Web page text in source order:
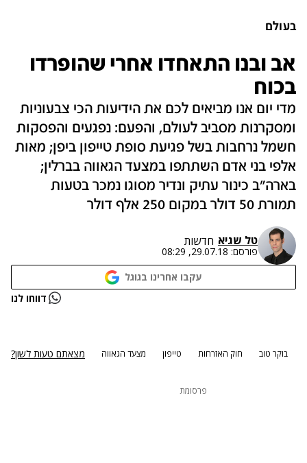
בעולם
אב ובנו התאחדו אחרי שהופרדו
בכוח‎
מדי יום אנו מביאים לכם את הידיעות הכי צבעוניות
ומסקרנות מסביב לעולם, והפעם: נפגעים והפסקות
חשמל נרחבות בשל פגיעת סופת טייפון ביפן; מאות
אלפי בני אדם השתתפו במצעד הגאווה בברלין;
בארה"ב כינור עתיק ונדיר מסוגו נמכר בטעות
תמורת 50 דולר במקום 250 אלף דולר
טל שגיא חדשות
פורסם: 29.07.18, 08:29
עקבו אחרינו בגוגל
נתקלנו בבעיה דווחו לנו
בוקר טוב חוק האזרחות טייפון מצעד הגאווה מצאתם טעות לשון?
פרסומת